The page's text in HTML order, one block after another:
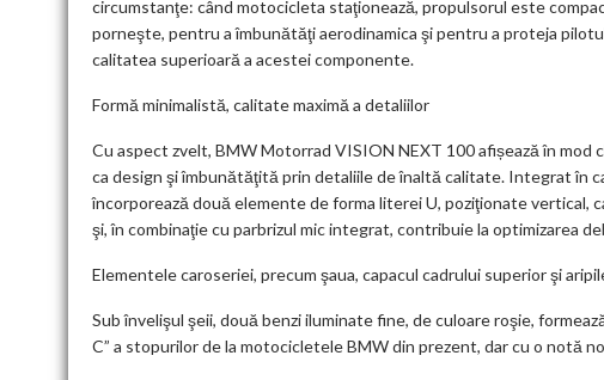
circumstanţe: când motocicleta staţionează, propulsorul este
porneşte, pentru a îmbunătăţi aerodinamica şi pentru a proteja
calitatea superioară a acestei componente.
Formă minimalistă, calitate maximă a detaliilor
Cu aspect zvelt, BMW Motorrad VISION NEXT 100 afișează în
ca design şi îmbunătăţită prin detaliile de înaltă calitate. Integrat în
încorporează două elemente de forma literei U, poziţionate vertical,
şi, în combinaţie cu parbrizul mic integrat, contribuie la optimizarea
Elementele caroseriei, precum şaua, capacul cadrului superior şi
Sub învelişul şeii, două benzi iluminate fine, de culoare roşie,
C” a stopurilor de la motocicletele BMW din prezent, dar cu o notă